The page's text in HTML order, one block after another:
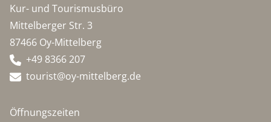
Kur- und Tourismusbüro
Mittelberger Str. 3
87466 Oy-Mittelberg
+49 8366 207
tourist@oy-mittelberg.de
Öffnungszeiten